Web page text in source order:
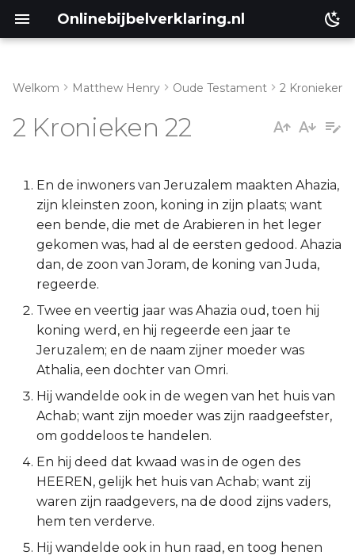
Onlinebijbelverklaring.nl
2 Kronieken 22:10-12
Lukas
Johannes
Handelingen
Romeinen
1 Korinthe
2 Korinthe
Galaten
Éfeze
Filipenzen
Welkom Matthew Henry Oude Testament 2 Kronieken
2 Kronieken 22
En de inwoners van Jeruzalem maakten Ahazia,
zijn kleinsten zoon, koning in zijn plaats; want
een bende, die met de Arabieren in het leger
gekomen was, had al de eersten gedood. Ahazia
dan, de zoon van Joram, de koning van Juda,
regeerde.
Twee en veertig jaar was Ahazia oud, toen hij
koning werd, en hij regeerde een jaar te
Jeruzalem; en de naam zijner moeder was
Athalia, een dochter van Omri.
Hij wandelde ook in de wegen van het huis van
Achab; want zijn moeder was zijn raadgeefster,
om goddeloos te handelen.
En hij deed dat kwaad was in de ogen des
HEEREN, gelijk het huis van Achab; want zij
waren zijn raadgevers, na de dood zijns vaders,
hem ten verderve.
Hij wandelde ook in hun raad, en toog henen